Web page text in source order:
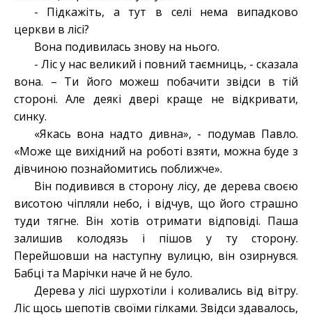
- Підкажіть, а тут в селі нема випадково
церкви в лісі?
Вона подивилась знову на нього.
- Ліс у нас великий і повний таємниць, - сказала
вона. – Ти його можеш побачити звідси в тій
стороні. Але деякі двері краще не відкривати,
синку.
«Якась вона надто дивна», - подумав Павло.
«Може ще вихідний на роботі взяти, можна буде з
дівчиною познайомитись поближче».
Він подивився в сторону лісу, де дерева своєю
висотою чіпляли небо, і відчув, що його страшно
туди тягне. Він хотів отримати відповіді. Паша
залишив колодязь і пішов у ту сторону.
Перейшовши на наступну вулицю, він озирнувся.
Бабці та Марічки наче й не було.
Дерева у лісі шурхотіли і коливались від вітру.
Ліс щось шепотів своїми гілками. Звідси здавалось,